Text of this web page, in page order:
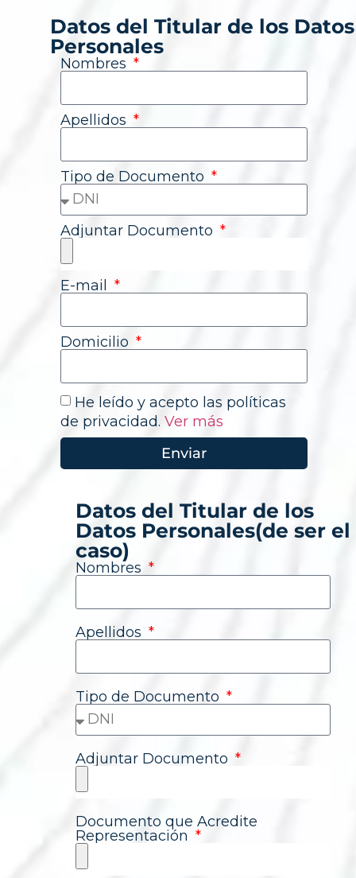
Datos del Titular de los Datos
Personales
Nombres
Apellidos
Tipo de Documento
Adjuntar Documento
E-mail
Domicilio
He leído y acepto las políticas
de privacidad. Ver más
Enviar
Datos del Titular de los
Datos Personales(de ser el
caso)
Nombres
Apellidos
Tipo de Documento
Adjuntar Documento
Documento que Acredite
Representación